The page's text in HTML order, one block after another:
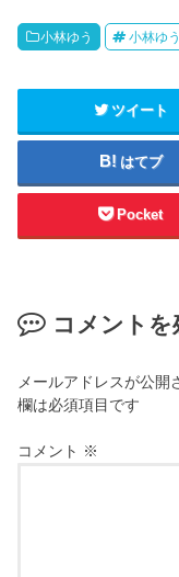
小林ゆう 小林ゆう
ツイート
はてブ
Pocket
コメントを
メールアドレスが公開
欄は必須項目です
コメント ※